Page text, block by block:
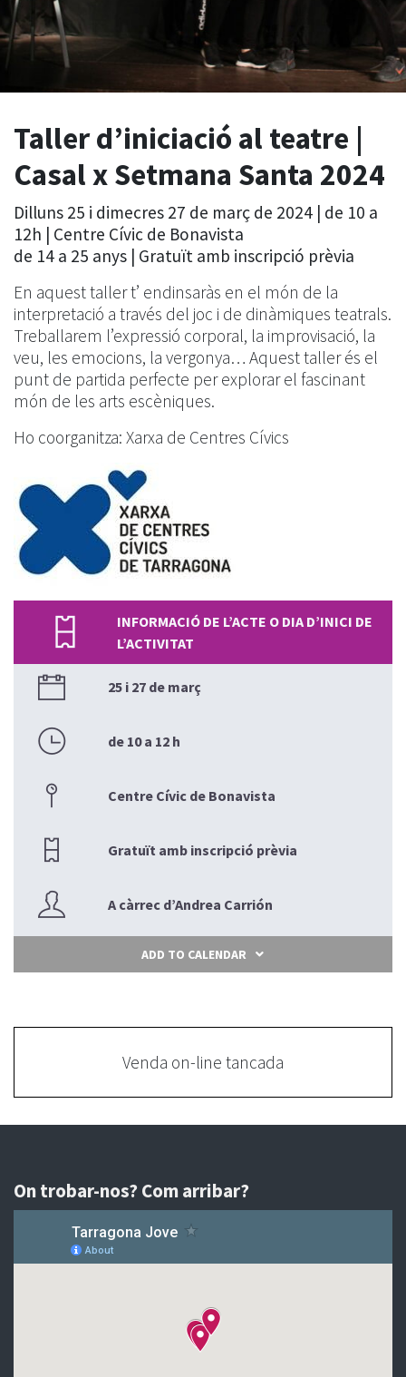
Taller d’iniciació al teatre |
Casal x Setmana Santa 2024
Dilluns 25 i dimecres 27 de març de 2024 | de 10 a
12h | Centre Cívic de Bonavista
de 14 a 25 anys | Gratuït amb inscripció prèvia
En aquest taller t’ endinsaràs en el món de la
interpretació a través del joc i de dinàmiques teatrals.
Treballarem l’expressió corporal, la improvisació, la
veu, les emocions, la vergonya… Aquest taller és el
punt de partida perfecte per explorar el fascinant
món de les arts escèniques.
Ho coorganitza: Xarxa de Centres Cívics
INFORMACIÓ DE L’ACTE O DIA D’INICI DE
L’ACTIVITAT
25 i 27 de març
de 10 a 12 h
Centre Cívic de Bonavista
Gratuït amb inscripció prèvia
A càrrec d’Andrea Carrión
ADD TO CALENDAR
Venda on-line tancada
On trobar-nos? Com arribar?